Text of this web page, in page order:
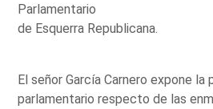
Parlamentario
de Esquerra Republicana.
El señor García Carnero expone la
parlamentario respecto de las